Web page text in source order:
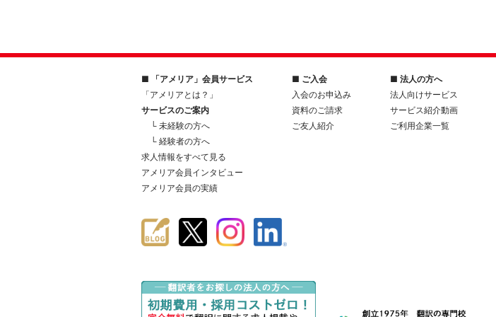
■ 「アメリア」会員サービス
「アメリアとは？」
サービスのご案内
└ 未経験の方へ
└ 経験者の方へ
求人情報をすべて見る
アメリア会員インタビュー
アメリア会員の実績
■ ご入会
入会のお申込み
資料のご請求
ご友人紹介
■ 法人の方へ
法人向けサービス
サービス紹介動画
ご利用企業一覧